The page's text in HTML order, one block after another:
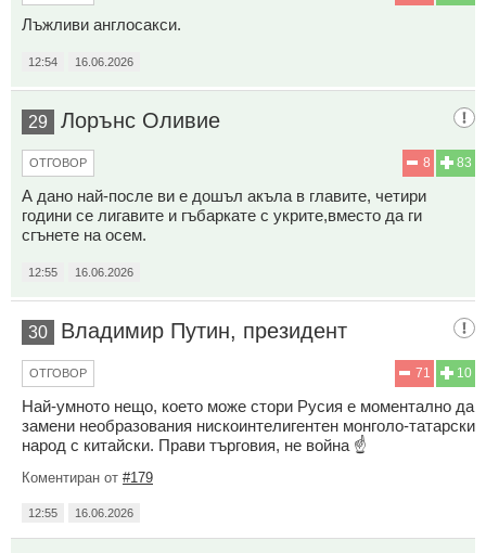
Лъжливи англосакси.
12:54 16.06.2026
29 Лорънс Оливие
83
8
ОТГОВОР
А дано най-после ви е дошъл акъла в главите, четири
години се лигавите и гъбаркате с укрите,вместо да ги
сгънете на осем.
12:55 16.06.2026
30 Владимир Путин, президент
10
71
ОТГОВОР
Най-умното нещо, което може стори Русия е моментално да
замени необразования нискоинтелигентен монголо-татарски
народ с китайски. Прави търговия, не война ☝️
Коментиран от #179
12:55 16.06.2026